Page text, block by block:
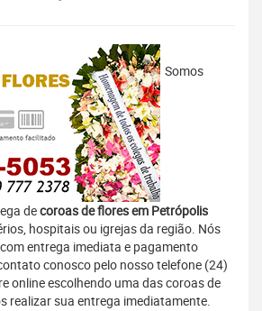
Somos
decoroas de flores em Petrópolis
hospitais ou igrejas da região. Nós
entrega imediata e pagamento
conosco pelo nosso telefone (24)
online escolhendo uma das coroas de
realizar sua entrega imediatamente.